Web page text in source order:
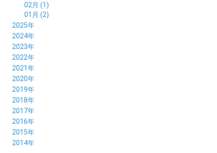
02月 (1)
01月 (2)
2025年
12月 (2)
11月 (2)
10月 (3)
09月 (3)
08月 (4)
07月 (4)
06月 (4)
05月 (4)
04月 (1)
03月 (3)
02月 (4)
01月 (4)
2024年
12月 (6)
11月 (5)
10月 (4)
09月 (6)
08月 (5)
07月 (5)
06月 (4)
05月 (3)
04月 (7)
03月 (5)
02月 (7)
2023年
12月 (5)
11月 (4)
10月 (5)
09月 (6)
08月 (7)
07月 (7)
06月 (7)
05月 (8)
04月 (8)
03月 (9)
2022年
12月 (9)
11月 (5)
10月 (8)
09月 (7)
08月 (5)
07月 (9)
06月 (10)
05月 (9)
04月 (7)
2021年
12月 (5)
11月 (5)
10月 (5)
09月 (5)
08月 (11)
07月 (4)
06月 (7)
05月 (8)
2020年
12月 (7)
11月 (6)
10月 (8)
09月 (10)
08月 (10)
07月 (7)
06月 (7)
2019年
12月 (8)
11月 (9)
10月 (9)
09月 (7)
08月 (8)
07月 (7)
2018年
12月 (8)
11月 (8)
10月 (7)
09月 (10)
08月 (8)
2017年
12月 (7)
11月 (8)
10月 (7)
2016年
12月 (9)
11月 (5)
2015年
12月 (9)
2014年